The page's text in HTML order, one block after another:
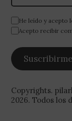
He leído y acepto
Acepto recibir
Copyrights.
2026. Todos los